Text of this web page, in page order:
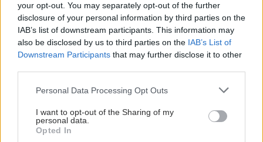
your opt-out. You may separately opt-out of the further
disclosure of your personal information by third parties on the
IAB’s list of downstream participants. This information may
also be disclosed by us to third parties on the IAB’s List of
Downstream Participants that may further disclose it to other
Please note that this website/app uses one or more Google
not limited to your visit or usage behaviour. You may click to
grant or deny consent to Google and its third-party tags to
use your data for below specified purposes in below Google
Personal Data Processing Opt Outs
I want to opt-out of the Sharing of my
personal data.
Opted In
Παρασκευή, 24 Ιουνίου 2022, 19:36
ΗΠΑ: Ανατράπηκε το συνταγματικό δικαίωμα